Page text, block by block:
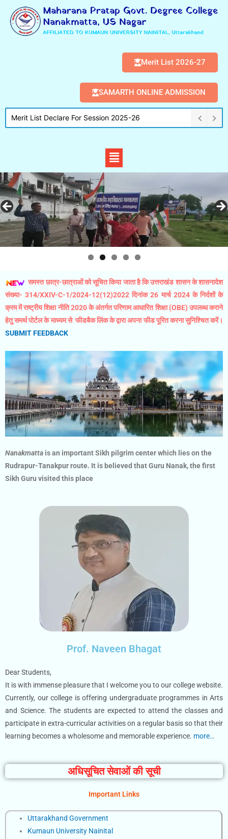
Merit List 2026-27
SAMARTH ONLINE ADMISSION
Merit List Declare For Session 2025-26
समस्त छात्र-छात्राओं को सूचित किया जाता है कि उत्तराखंड शासन के शासनादेश
संख्या- 314/XXIV-C-1/2024-12(12)2022 दिनांक 26 मार्च 2024 के निर्दशों के
क्रम में राष्ट्रीय शिक्षा नीति 2020 के अंतर्गत परिणाम आधारित शिक्षा (OBE) उपलब्ध कराने
हेतु समर्थ पोर्टल के माध्यम से फीडबैक लिंक के द्वारा अपना फीड पूरित करना सुनिश्चित करें।
SUBMIT FEEDBACK
Nanakmatta is an important Sikh pilgrim center which lies on the
Rudrapur-Tanakpur route. It is believed that Guru Nanak, the first
Sikh Guru visited this place
Prof. Naveen Bhagat
Dear Students,
It is with immense pleasure that I welcome you to our college website.
Currently, our college is offering undergraduate programmes in Arts
and Science. The students are expected to attend the classes and
participate in extra-curricular activities on a regular basis so that their
learning becomes a wholesome and memorable experience. more…
अधिसूचित सेवाओं की सूची
Important Links
Uttarakhand Government
Kumaun University Nainital